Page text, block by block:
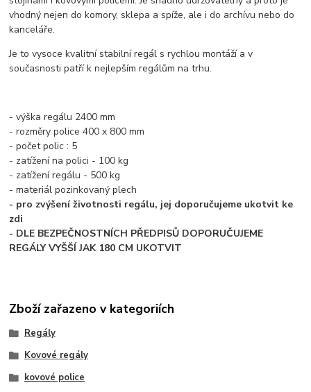
vhodný nejen do komory, sklepa a spíže, ale i do archívu nebo do
kanceláře.
Je to vysoce kvalitní stabilní regál s rychlou montáží a v
současnosti patří k nejlepším regálům na trhu.
- výška regálu 2400 mm
- rozměry police 400 x 800 mm
- počet polic : 5
- zatížení na polici - 100 kg
- zatížení regálu - 500 kg
- materiál pozinkovaný plech
- pro zvýšení životnosti regálu, jej doporučujeme ukotvit ke
zdi
- DLE BEZPEČNOSTNÍCH PŘEDPISŮ DOPORUČUJEME
REGÁLY VYŠŠÍ JAK 180 CM UKOTVIT
Zboží zařazeno v kategoriích
Regály
Kovové regály
kovové police